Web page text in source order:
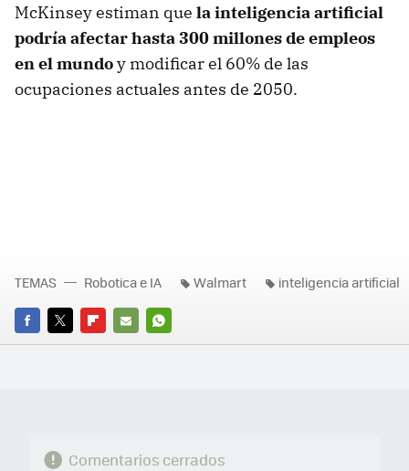
McKinsey estiman que la inteligencia artificial
podría afectar hasta 300 millones de empleos
en el mundoy modificar el 60% de las
ocupaciones actuales antes de 2050.
FACEBOOK
TWITTERFLIPBOARD
E-
WHATSAPP
TEMAS Robotica e IA Walmart inteligencia artificial
Comentarios cerrados